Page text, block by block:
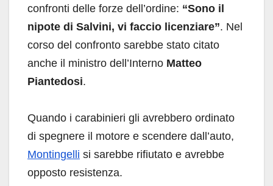
confronti delle forze dell’ordine: “Sono il
nipote di Salvini, vi faccio licenziare”. Nel
corso del confronto sarebbe stato citato
anche il ministro dell’Interno Matteo
Piantedosi.
Quando i carabinieri gli avrebbero ordinato
di spegnere il motore e scendere dall’auto,
Montingelli si sarebbe rifiutato e avrebbe
opposto resistenza.